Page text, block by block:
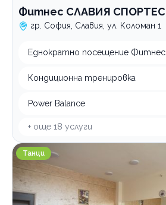
Фитнес СЛАВИЯ СПОРТЕС
гр. София, Славия, ул. Коломан 1
Еднократно посещение Фитнес
Кондиционна тренировка
Power Balance
+ още 18 услуги
Танцово студио Magnifique
Танци